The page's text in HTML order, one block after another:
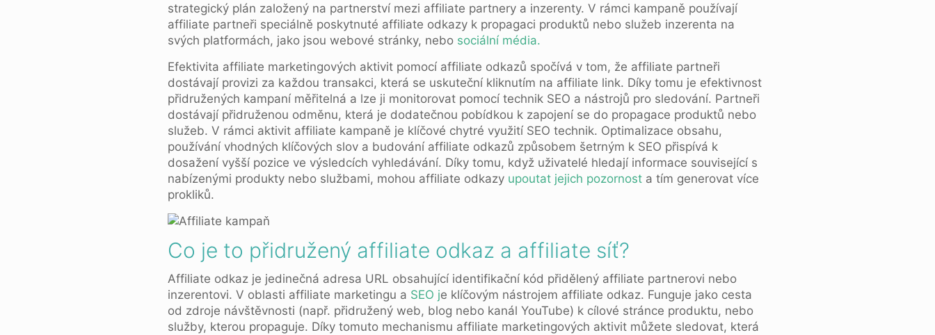
strategický plán založený na partnerství mezi affiliate partnery a inzerenty. V rámci kampaně používají
affiliate partneři speciálně poskytnuté affiliate odkazy k propagaci produktů nebo služeb inzerenta na
svých platformách, jako jsou webové stránky, nebo sociální média.
Efektivita affiliate marketingových aktivit pomocí affiliate odkazů spočívá v tom, že affiliate partneři
dostávají provizi za každou transakci, která se uskuteční kliknutím na affiliate link. Díky tomu je efektivnost
přidružených kampaní měřitelná a lze ji monitorovat pomocí technik SEO a nástrojů pro sledování. Partneři
dostávají přidruženou odměnu, která je dodatečnou pobídkou k zapojení se do propagace produktů nebo
služeb. V rámci aktivit affiliate kampaně je klíčové chytré využití SEO technik. Optimalizace obsahu,
používání vhodných klíčových slov a budování affiliate odkazů způsobem šetrným k SEO přispívá k
dosažení vyšší pozice ve výsledcích vyhledávání. Díky tomu, když uživatelé hledají informace související s
nabízenými produkty nebo službami, mohou affiliate odkazy upoutat jejich pozornost a tím generovat více
prokliků.
Co je to přidružený affiliate odkaz a affiliate síť?
Affiliate odkaz je jedinečná adresa URL obsahující identifikační kód přidělený affiliate partnerovi nebo
inzerentovi. V oblasti affiliate marketingu a SEO je klíčovým nástrojem affiliate odkaz. Funguje jako cesta
od zdroje návštěvnosti (např. přidružený web, blog nebo kanál YouTube) k cílové stránce produktu, nebo
služby, kterou propaguje. Díky tomuto mechanismu affiliate marketingových aktivit můžete sledovat, která